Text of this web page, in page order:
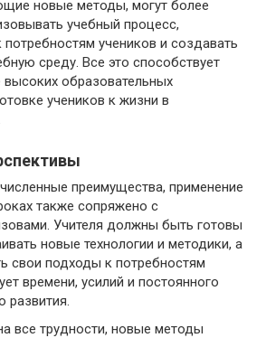
новые методы, могут более
учебный процесс,
потребностям учеников и создавать
среду. Все это способствует
образовательных
учеников к жизни в
преимущества, применение
также сопряжено с
Учителя должны быть готовы
новые технологии и методики, а
свои подходы к потребностям
времени, усилий и постоянного
развития.
все трудности, новые методы